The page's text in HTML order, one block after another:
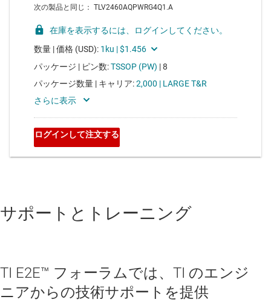
サポートとトレーニング
TI E2E™ フォーラムでは、TI のエンジ
ニアからの技術サポートを提供